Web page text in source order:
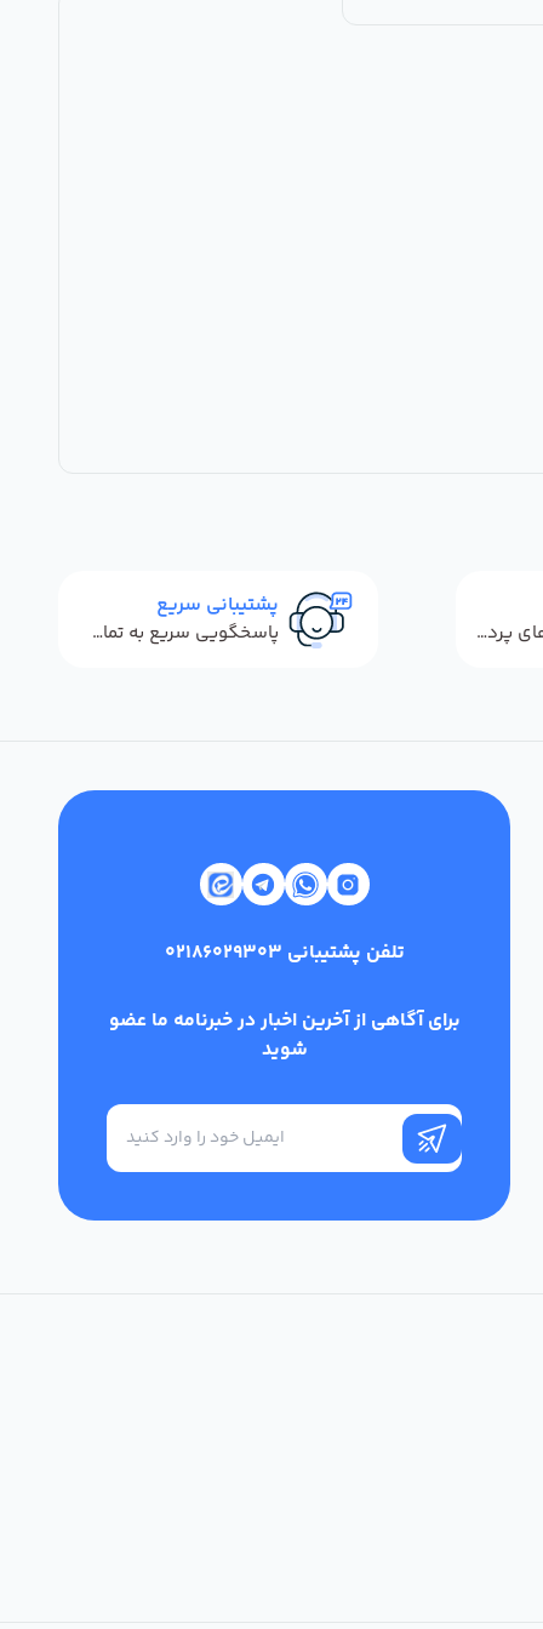
استفاده از روش‌های پرداخت امن
پشتیبانی سریع
پاسخگویی سریع به تماس‌ها و پیام‌ها
تلفن پشتیبانی 02186029303
برای آگاهی از آخرین اخبار در خبرنامه ما عضو
شوید